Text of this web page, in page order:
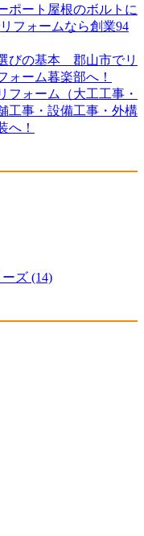
ポート屋根のボルトに
フォームなら創業94
びの基本 郡山市でリ
ォーム暮楽部へ！
フォーム（大工工事・
工事・設備工事・外構
へ！
ズ (14)